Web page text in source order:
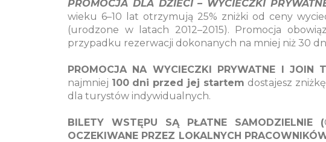
PROMOCJA DLA DZIECI – WYCIECZKI
wieku 6–10 lat otrzymują 25% zniżki od ceny
(urodzone w latach 2012–2015). Promocja
przypadku rezerwacji dokonanych na mniej niż 30
PROMOCJA NA WYCIECZKI PRYWATNE I JOIN
najmniej 100 dni przed jej startem dostajesz zniżkę
dla turystów indywidualnych.
BILETY WSTĘPU SĄ PŁATNE SAMODZIELNIE (
OCZEKIWANE PRZEZ LOKALNYCH